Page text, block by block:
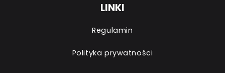
LINKI
Regulamin
Polityka prywatności